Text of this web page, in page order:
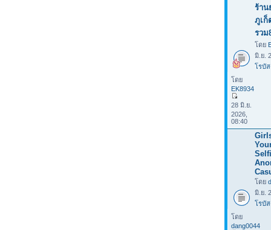
ร้าน
ภูเก็
รวม
โดย
มิ.ย.
โรบั
โดย
EK8934
28 มิ.ย.
2026,
08:40
โดย
มิ.ย.
โรบั
โดย
dang0044